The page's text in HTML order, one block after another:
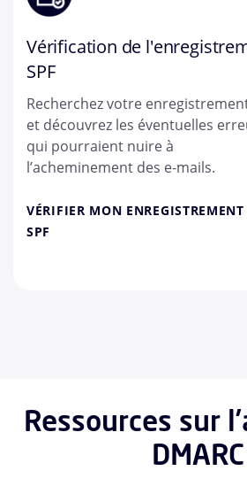
Vérification de
SPF
Recherchez votre
et découvrez les éventuelles
qui pourraient nuire à
l’acheminement des e-mails.
VÉRIFIER MON ENREGISTREMENT
SPF
Ressources sur
DMARC